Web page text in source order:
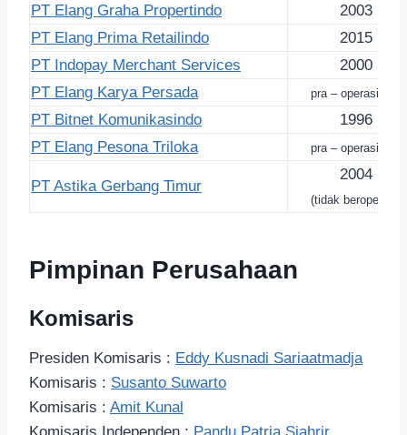
PT Elang Graha Propertindo
2003
PT Elang Prima Retailindo
2015
PT Indopay Merchant Services
2000
PT Elang Karya Persada
pra – operasional
PT Bitnet Komunikasindo
1996
PT Elang Pesona Triloka
pra – operasional
PT Astika Gerbang Timur
2004
(tidak beroperasi)
Pimpinan Perusahaan
Komisaris
Presiden Komisaris : Eddy Kusnadi Sariaatmadja
Komisaris : Susanto Suwarto
Komisaris : Amit Kunal
Komisaris Independen : Pandu Patria Sjahrir